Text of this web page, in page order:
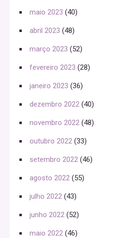
maio 2023 (40)
abril 2023 (48)
março 2023 (52)
fevereiro 2023 (28)
janeiro 2023 (36)
dezembro 2022 (40)
novembro 2022 (48)
outubro 2022 (33)
setembro 2022 (46)
agosto 2022 (55)
julho 2022 (43)
junho 2022 (52)
maio 2022 (46)